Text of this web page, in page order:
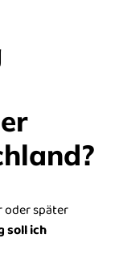
oder später
soll ich